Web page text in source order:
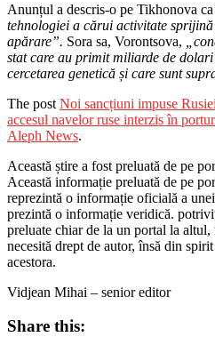
Anunțul a descris-o pe Tikhonova
tehnologiei a cărui activitate
apărare”. Sora sa, Vorontsova,
stat care au primit miliarde de
cercetarea genetică și care sunt
The post Noi sancțiuni impuse
accesul navelor ruse interzis în
Aleph News.
Această știre a fost preluată de pe
Această informație preluată de pe
reprezintă o informație oficială a
prezintă o informație veridică.
preluate chiar de la un portal la
necesită drept de autor, însă din
acestora.
Vidjean Mihai – senior editor
Share this: